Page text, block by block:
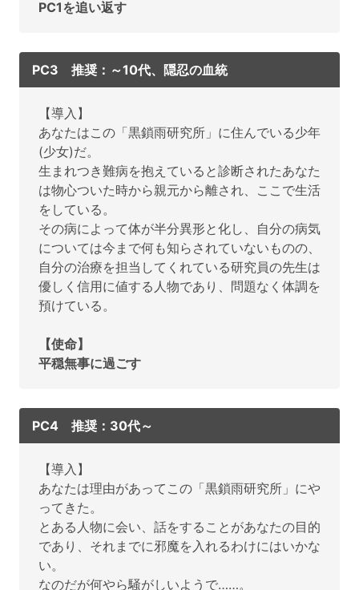
PC1を追い返す
PC3 推奨：～10代、隠忍の血統
【導入】
あなたはこの「黒鎖雨研究所」に住んでいる少年
(少女)だ。
生まれつき難病を抱えていると診断されたあなた
は物心ついた時から親元から離され、ここで生活
をしている。
その病によって体が半分異形と化し、自分の病気
については今まで何も知らされていないものの、
自分の治療を担当してくれている研究員の先生は
優しく信用に値する人物であり、問題なく体調を
預けている。
【使命】
平穏無事に過ごす
PC4 推奨：30代～
【導入】
あなたは理由があってこの「黒鎖雨研究所」にや
ってきた。
とある人物に会い、話をすることがあなたの目的
であり、それまでに邪魔を入れるわけにはいかな
い。
なのだが何やら騒がしいようで……。